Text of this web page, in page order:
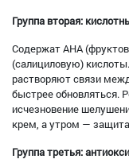
Группа вторая:
Содержат AHA
(салициловую)
растворяют связи
быстрее обновляться.
исчезновение
крем, а утром —
Группа третья: